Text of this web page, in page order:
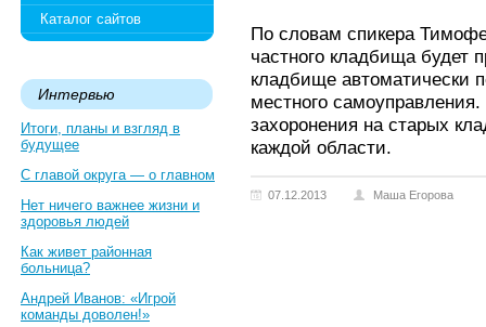
Каталог сайтов
Интервью
Итоги, планы и взгляд в
будущее
С главой округа — о главном
Нет ничего важнее жизни и
здоровья людей
Как живет районная
больница?
Андрей Иванов: «Игрой
команды доволен!»
По словам спикера
частного кладбища будет
кладбище автоматически
местного
захоронения на старых
каждой области.
07.12.2013 Маша Егорова